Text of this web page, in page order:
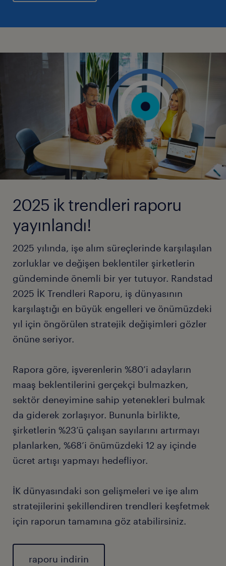
2025 ik trendleri raporu
yayınlandı!
2025 yılında, işe alım süreçlerinde karşılaşılan
zorluklar ve değişen beklentiler şirketlerin
gündeminde önemli bir yer tutuyor. Randstad
2025 İK Trendleri Raporu, iş dünyasının
karşılaştığı en büyük engelleri ve önümüzdeki
yıl için öngörülen stratejik değişimleri gözler
önüne seriyor.
Rapora göre, işverenlerin %80’i adayların
maaş beklentilerini gerçekçi bulmazken,
sektör deneyimine sahip yetenekleri bulmak
da giderek zorlaşıyor. Bununla birlikte,
şirketlerin %23’ü çalışan sayılarını artırmayı
planlarken, %68’i önümüzdeki 12 ay içinde
ücret artışı yapmayı hedefliyor.
İK dünyasındaki son gelişmeleri ve işe alım
stratejilerini şekillendiren trendleri keşfetmek
için raporun tamamına göz atabilirsiniz.
raporu indirin